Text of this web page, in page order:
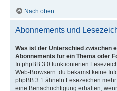
Nach oben
Abonnements und
Was ist der Unterschied zwischen
Abonnements für ein Thema oder
In phpBB 3.0 funktionierten
Web-Browsern: du bekamst keine
phpBB 3.1 ähneln Lesezeichen
eine Benachrichtigung erhalten,